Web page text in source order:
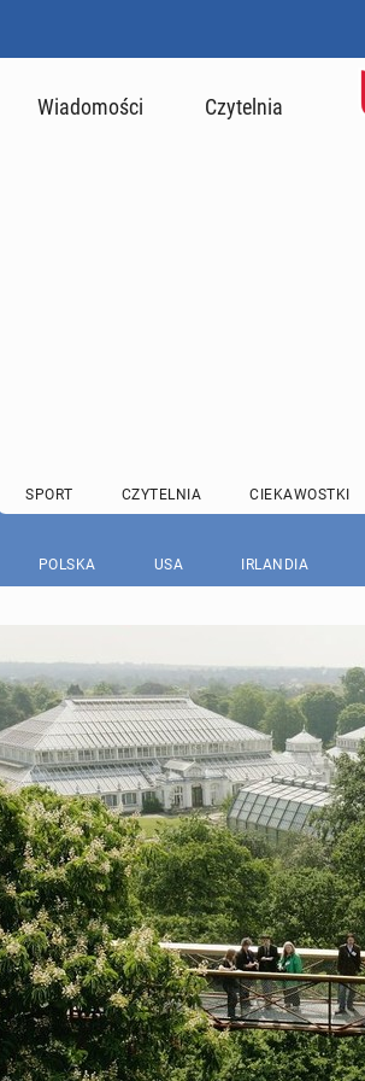
Wiadomości Czytelnia
SPORT CZYTELNIA CIEKAWOSTKI
POLSKA USA IRLANDIA